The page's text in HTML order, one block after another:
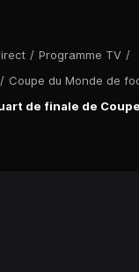
/ Programme TV /
/ Coupe du Monde de
de finale de